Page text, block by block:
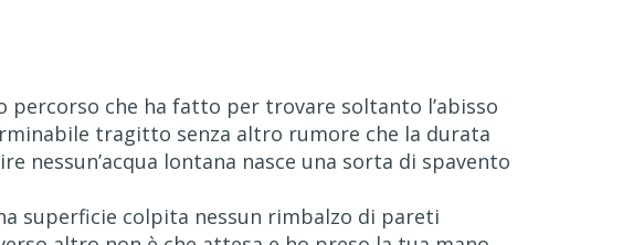
percorso che ha fatto per trovare soltanto l’abisso
tragitto senza altro rumore che la durata
nessun’acqua lontana nasce una sorta di spavento
superficie colpita nessun rimbalzo di pareti